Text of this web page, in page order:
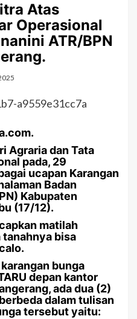
Atas
Operasional
ATR/BPN
Agraria dan Tata
pada, 29
ucapan Karangan
Badan
Kabupaten
(17/12).
matilah
tanahnya bisa
bunga
depan kantor
ada dua (2)
dalam tulisan
tersebut yaitu: